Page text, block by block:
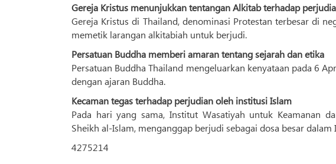
Gereja Kristus menunjukkan tentangan Alkitab terhadap
Gereja Kristus di Thailand, denominasi Protestan terbesar di
memetik larangan alkitabiah untuk berjudi.
Persatuan Buddha memberi amaran tentang sejarah dan etika
Persatuan Buddha Thailand mengeluarkan kenyataan pada 6
dengan ajaran Buddha.
Kecaman tegas terhadap perjudian oleh institusi Islam
Pada hari yang sama, Institut Wasatiyah untuk Keamanan
Sheikh al-Islam, menganggap berjudi sebagai dosa besar
4275214